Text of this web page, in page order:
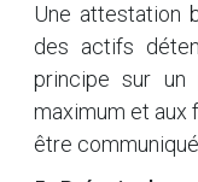
Une attestation
des actifs
principe sur un
maximum et aux
être